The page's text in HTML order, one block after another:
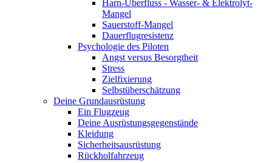
Harn-Überfluss - Wasser- & Elektrolyt-
Mangel
Sauerstoff-Mangel
Dauerflugresistenz
Psychologie des Piloten
Angst versus Besorgtheit
Stress
Zielfixierung
Selbstüberschätzung
Deine Grundausrüstung
Ein Flugzeug
Deine Ausrüstungsgegenstände
Kleidung
Sicherheitsausrüstung
Rückholfahrzeug